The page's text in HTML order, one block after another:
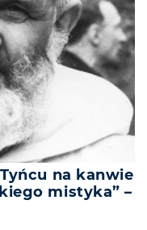
na kanwie
mistyka” –